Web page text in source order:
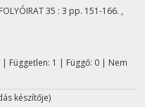
35 : 3 pp. 151-166. ,
| Független: 1 | Függő: 0 | Nem
készítője)